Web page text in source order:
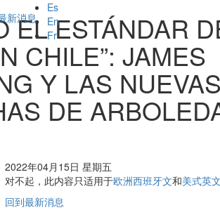
新消息
Es
En
Fr
EL ESTÁNDAR
CHILE”: JAMES
Y LAS NUEVAS
DE
2022年04月15日 星期五
对不起，此内容只适用于欧洲西班牙文和美式英文
回到最新消息